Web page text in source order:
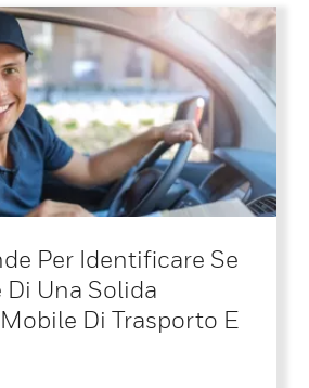
Per Identificare Se
Di Una Solida
Di Trasporto E